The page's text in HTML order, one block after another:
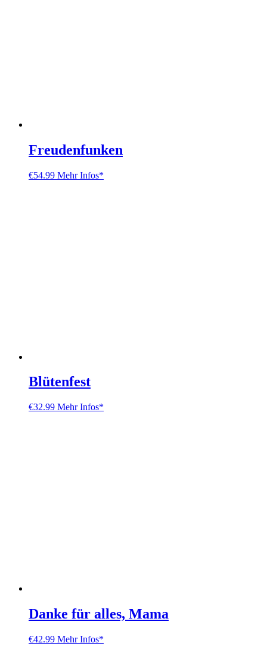
Freudenfunken
€54.99 Mehr Infos*
Blütenfest
€32.99 Mehr Infos*
Danke für alles, Mama
€42.99 Mehr Infos*